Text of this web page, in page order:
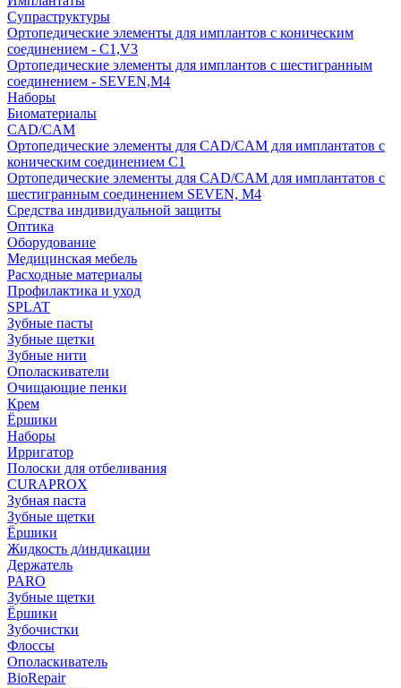
Супраструктуры
Ортопедические элементы для имплантов с коническим
соединением - C1,V3
Ортопедические элементы для имплантов с шестигранным
соединением - SEVEN,M4
Наборы
Биоматериалы
CAD/CAM
Ортопедические элементы для CAD/CAM для имплантатов с
коническим соединением С1
Ортопедические элементы для CAD/CAM для имплантатов с
шестигранным соединением SEVEN, М4
Средства индивидуальной защиты
Оптика
Оборудование
Медицинская мебель
Расходные материалы
Профилактика и уход
SPLAT
Зубные пасты
Зубные щетки
Зубные нити
Ополаскиватели
Очищающие пенки
Крем
Ёршики
Наборы
Ирригатор
Полоски для отбеливания
CURAPROX
Зубная паста
Зубные щетки
Ёршики
Жидкость д/индикации
Держатель
PARO
Зубные щетки
Ёршики
Зубочистки
Флоссы
Ополаскиватель
BioRepair